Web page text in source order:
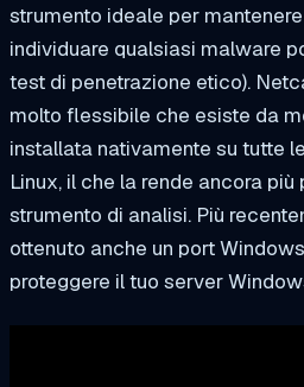
strumento ideale per
individuare qualsiasi malware
test di penetrazione etico).
molto flessibile che esiste da
installata nativamente su tutte
Linux, il che la rende ancora
strumento di analisi. Più
ottenuto anche un port
proteggere il tuo server